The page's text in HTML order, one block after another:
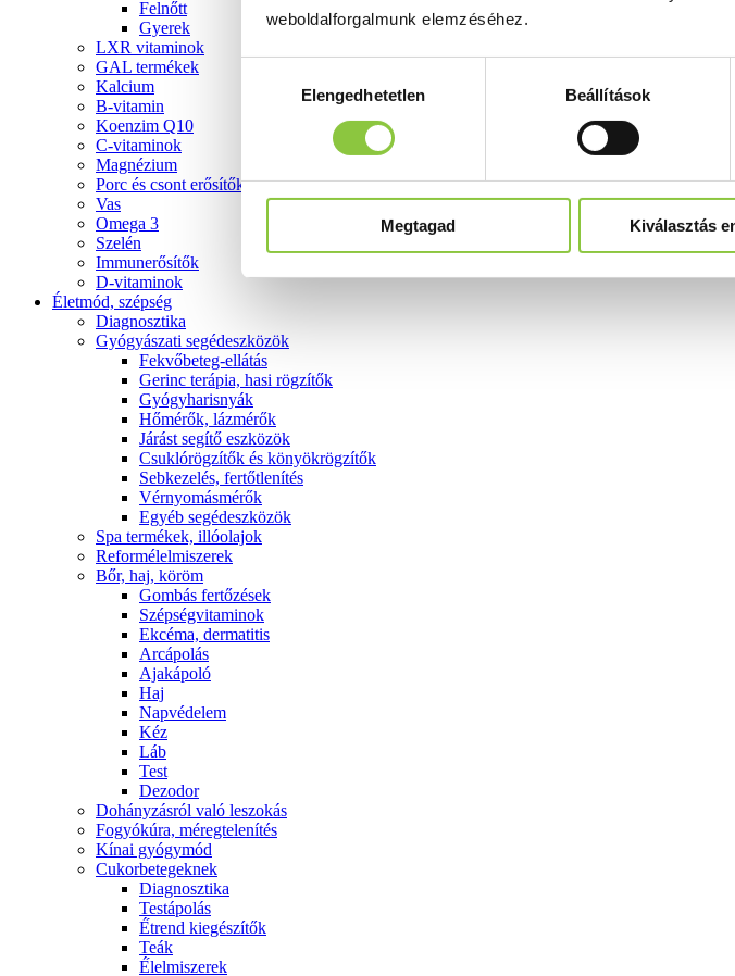
weboldalforgalmunk elemzéséhez.
kiválasztásaElengedhetetlen Beállítások
Megtagad Kiválasztás
Felnőtt
Gyerek
LXR vitaminok
GAL termékek
Kalcium
B-vitamin
Koenzim Q10
C-vitaminok
Magnézium
Porc és csont erősítők
Vas
Omega 3
Szelén
Immunerősítők
D-vitaminok
Életmód, szépség
Diagnosztika
Gyógyászati segédeszközök
Fekvőbeteg-ellátás
Gerinc terápia, hasi rögzítők
Gyógyharisnyák
Hőmérők, lázmérők
Járást segítő eszközök
Csuklórögzítők és könyökrögzítők
Sebkezelés, fertőtlenítés
Vérnyomásmérők
Egyéb segédeszközök
Spa termékek, illóolajok
Reformélelmiszerek
Bőr, haj, köröm
Gombás fertőzések
Szépségvitaminok
Ekcéma, dermatitis
Arcápolás
Ajakápoló
Haj
Napvédelem
Kéz
Láb
Test
Dezodor
Dohányzásról való leszokás
Fogyókúra, méregtelenítés
Kínai gyógymód
Cukorbetegeknek
Diagnosztika
Testápolás
É́trend kiegészítők
Teák
É́lelmiszerek